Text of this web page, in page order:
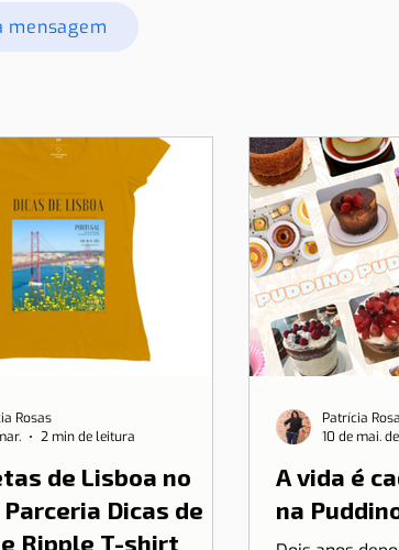
mensagem
de Lisboa no
Dicas de
Ripple T-shirt
Rosas
2 min de leitura
A vida é
na
Patrícia
10 de mai.